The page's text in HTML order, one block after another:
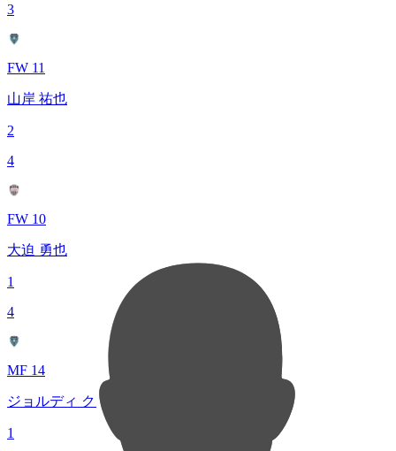
3
FW 11
山岸 祐也
2
4
FW 10
大迫 勇也
1
4
MF 14
ジョルディ クルークス
1